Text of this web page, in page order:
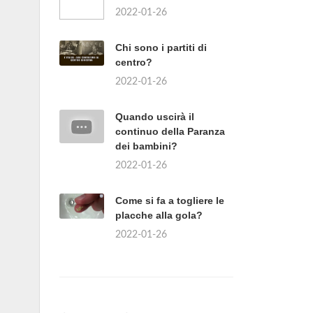
2022-01-26
Chi sono i partiti di
centro?
2022-01-26
Quando uscirà il
continuo della Paranza
dei bambini?
2022-01-26
Come si fa a togliere le
placche alla gola?
2022-01-26